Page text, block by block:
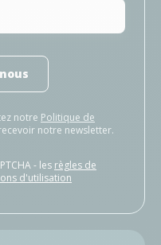
notre Politique de
notre newsletter.
- les règles de
d'utilisation